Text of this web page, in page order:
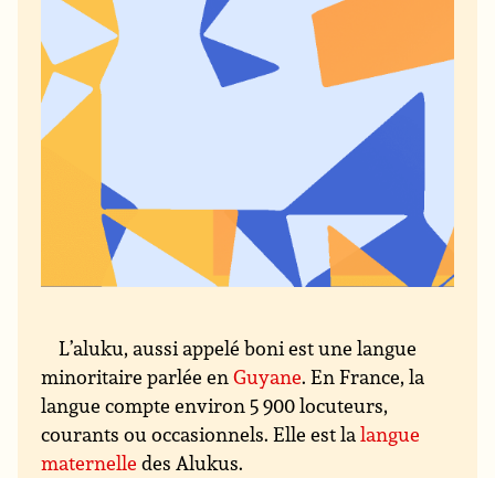
L’aluku, aussi appelé boni est une langue
minoritaire parlée enGuyane. En France, la
langue compte environ 5 900 locuteurs,
courants ou occasionnels. Elle est lalangue
maternelle des Alukus.